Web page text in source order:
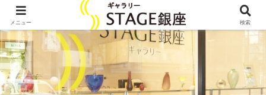
メニュー 検索